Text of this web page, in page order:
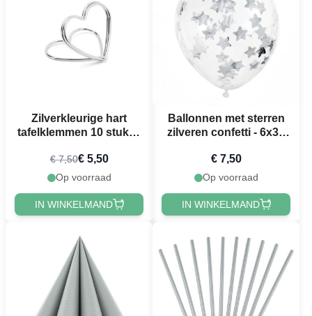
Zilverkleurige hart
tafelklemmen 10 stuks -
€ 7,50€ 5,50
Op voorraad
IN WINKELMAND
Ballonnen met sterren
zilveren confetti - 6x30
€ 7,50
Op voorraad
IN WINKELMAND